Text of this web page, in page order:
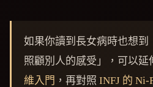
如果你讀到長女病時也想到
照顧別人的感受」，可以延
維入門 ，再對照 INFJ 的 Ni-